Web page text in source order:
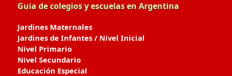
Guia de colegios y escuelas en Argentina
Jardines Maternales
Jardines de Infantes / Nivel Inicial
Nivel Primario
Nivel Secundario
Educación Especial